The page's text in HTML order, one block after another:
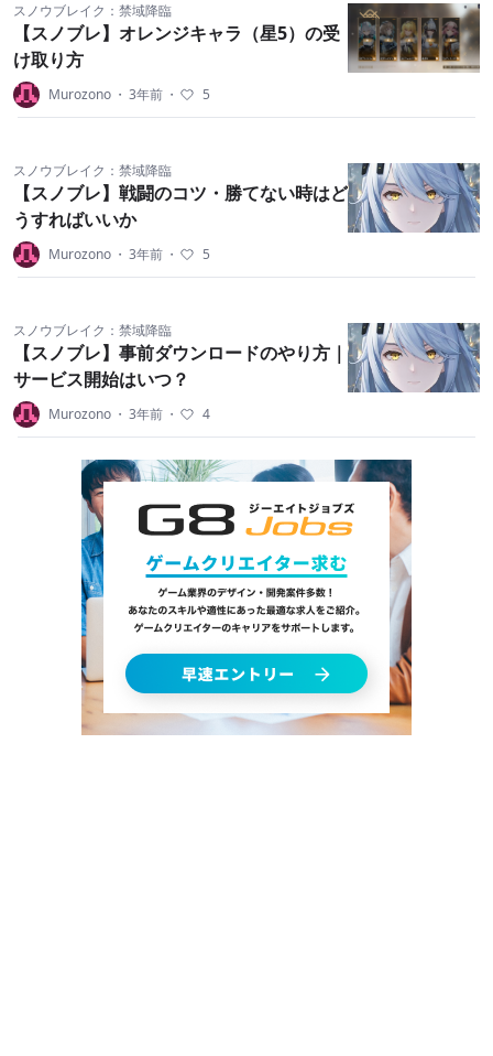
スノウブレイク：禁域降臨
【スノブレ】オレンジキャラ（星5）の受
け取り方
Murozono ・ 3年前 ・ 5
スノウブレイク：禁域降臨
【スノブレ】戦闘のコツ・勝てない時はど
うすればいいか
Murozono ・ 3年前 ・ 5
スノウブレイク：禁域降臨
【スノブレ】事前ダウンロードのやり方｜
サービス開始はいつ？
Murozono ・ 3年前 ・ 4